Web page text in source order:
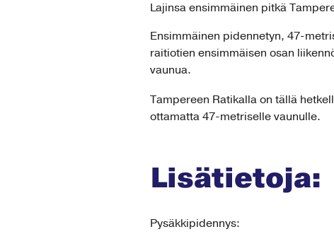
Lajinsa ensimmäinen pitkä
Ensimmäinen pidennetyn, 47-
raitiotien ensimmäisen osan
vaunua.
Tampereen Ratikalla on tällä
ottamatta 47-metriselle vaunulle.
Lisätietoja:
Pysäkkipidennys: